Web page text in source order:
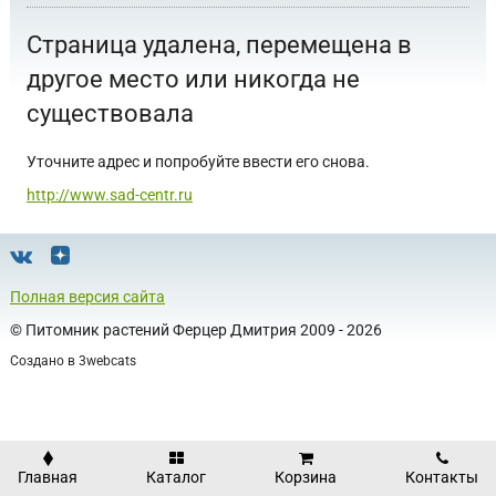
Страница удалена, перемещена в
другое место или никогда не
существовала
Уточните адрес и попробуйте ввести его снова.
http://www.sad-centr.ru
Полная версия сайта
© Питомник растений Ферцер Дмитрия 2009 - 2026
Создано в 3webcats
Главная Каталог Корзина Контакты